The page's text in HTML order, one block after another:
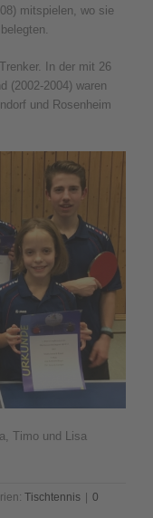
mitspielen, wo sie
In der mit 26
(2002-2004) waren
und Rosenheim
Timo und Lisa
Tischtennis | 0